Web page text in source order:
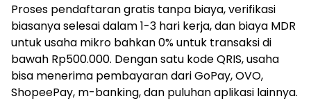
Proses pendaftaran gratis tanpa biaya, verifikasi
biasanya selesai dalam 1-3 hari kerja, dan biaya MDR
untuk usaha mikro bahkan 0% untuk transaksi di
bawah Rp500.000. Dengan satu kode QRIS, usaha
bisa menerima pembayaran dari GoPay, OVO,
ShopeePay, m-banking, dan puluhan aplikasi lainnya.